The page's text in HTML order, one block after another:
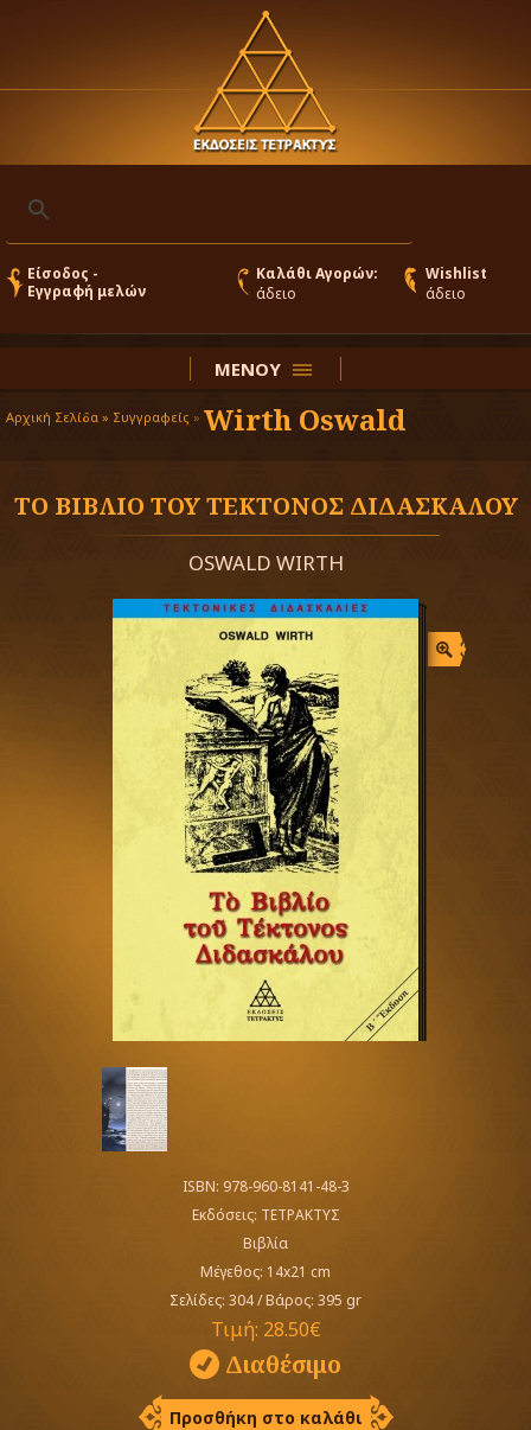
Είσοδος -
Εγγραφή μελών
Καλάθι Αγορών:
άδειο
Wishlist
άδειο
ΜΕΝΟΥ
Αρχική Σελίδα » Συγγραφείς » Wirth Oswald
ΤΟ ΒΙΒΛΙΟ ΤΟΥ ΤΕΚΤΟΝΟΣ ΔΙΔΑΣΚΑΛΟΥ
OSWALD WIRTH
ISBN: 978-960-8141-48-3
Εκδόσεις: ΤΕΤΡΑΚΤΥΣ
Βιβλία
Μέγεθος: 14x21 cm
Σελίδες: 304/Βάρος: 395 gr
Τιμή: 28.50€
Διαθέσιμο
Προσθήκη στο καλάθι